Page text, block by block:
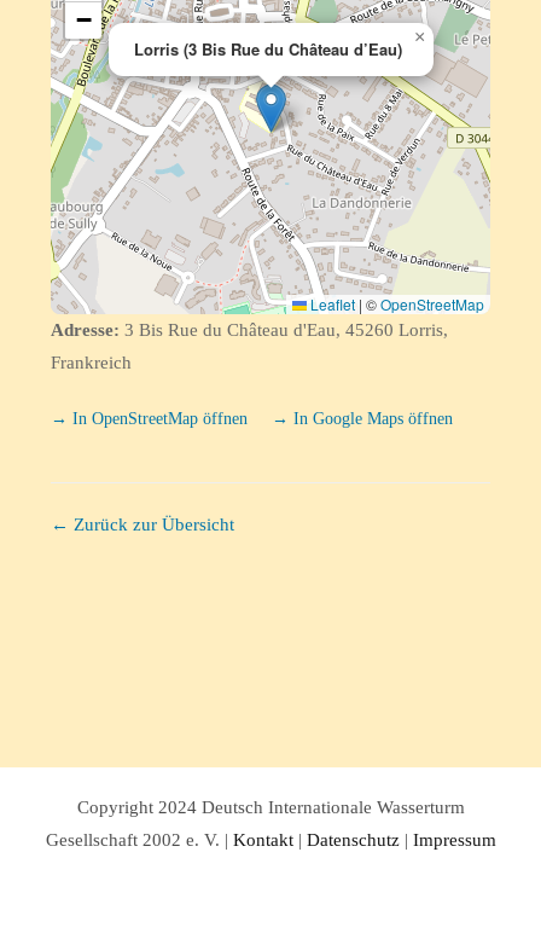
Lorris (3 Bis Rue du Château d’Eau)
×
−
Leaflet | ©OpenStreetMap
Adresse: 3 Bis Rue du Château d'Eau, 45260 Lorris,
Frankreich
→ In OpenStreetMap öffnen → In Google Maps öffnen
← Zurück zur Übersicht
Copyright 2024 Deutsch Internationale Wasserturm
Gesellschaft 2002 e. V. | Kontakt| Datenschutz| Impressum